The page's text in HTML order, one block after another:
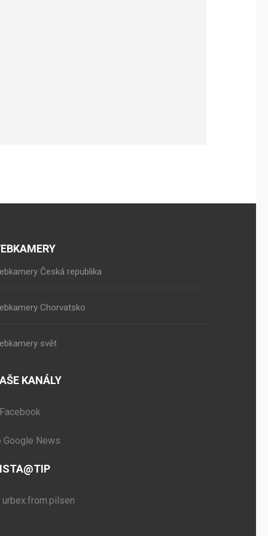
Česká republika
Chorvatsko
svět
KANÁLY
Facebook
Google News
urbex.from.pilsen